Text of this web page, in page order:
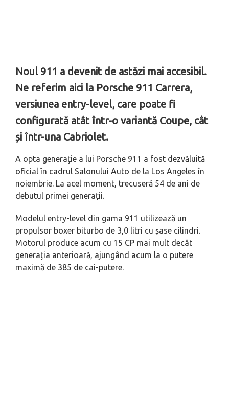
Noul 911 a devenit de astăzi mai accesibil.
Ne referim aici la Porsche 911 Carrera,
versiunea entry-level, care poate fi
configurată atât într-o variantă Coupe, cât
și într-una Cabriolet.
A opta generație a lui Porsche 911 a fost dezvăluită
oficial în cadrul Salonului Auto de la Los Angeles în
noiembrie. La acel moment, trecuseră 54 de ani de
debutul primei generații.
Modelul entry-level din gama 911 utilizează un
propulsor boxer biturbo de 3,0 litri cu șase cilindri.
Motorul produce acum cu 15 CP mai mult decât
generația anterioară, ajungând acum la o putere
maximă de 385 de cai-putere.